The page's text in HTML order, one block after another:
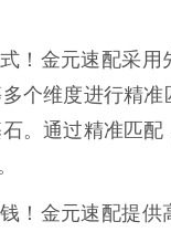
！金元速配采用
个维度进行精准
。通过精准匹配
！金元速配提供